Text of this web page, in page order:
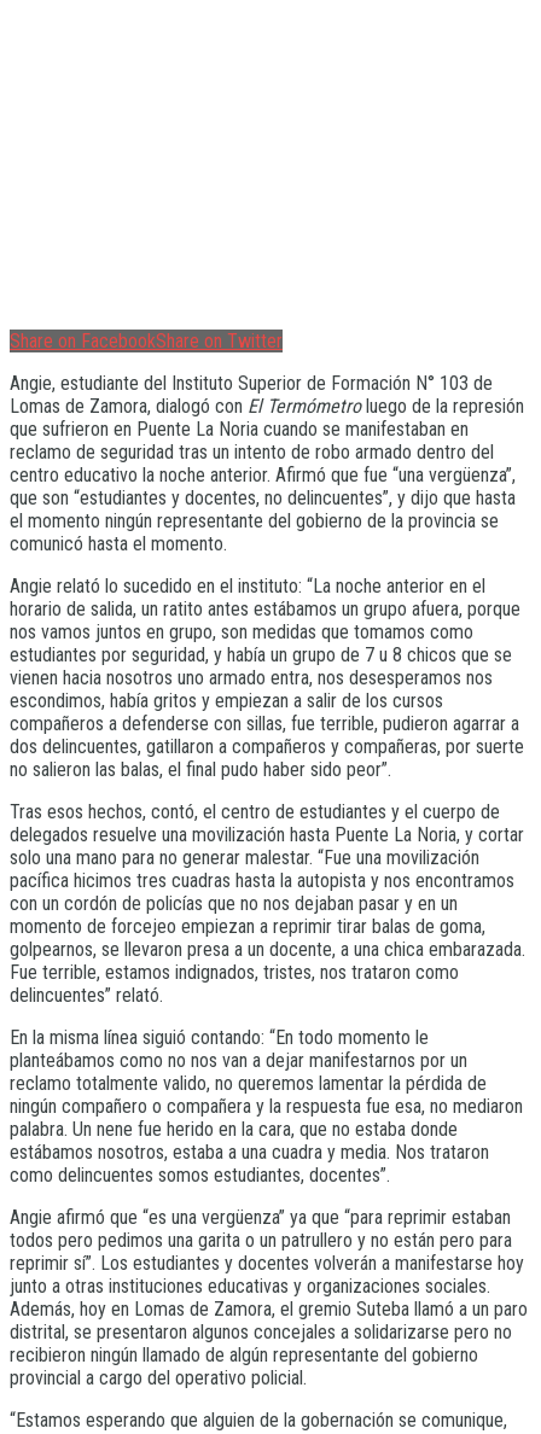
Share on FacebookShare on Twitter
Angie, estudiante del Instituto Superior de Formación N° 103 de
Lomas de Zamora, dialogó con El Termómetroluego de la represión
que sufrieron en Puente La Noria cuando se manifestaban en
reclamo de seguridad tras un intento de robo armado dentro del
centro educativo la noche anterior. Afirmó que fue “una vergüenza”,
que son “estudiantes y docentes, no delincuentes”, y dijo que hasta
el momento ningún representante del gobierno de la provincia se
comunicó hasta el momento.
Angie relató lo sucedido en el instituto: “La noche anterior en el
horario de salida, un ratito antes estábamos un grupo afuera, porque
nos vamos juntos en grupo, son medidas que tomamos como
estudiantes por seguridad, y había un grupo de 7 u 8 chicos que se
vienen hacia nosotros uno armado entra, nos desesperamos nos
escondimos, había gritos y empiezan a salir de los cursos
compañeros a defenderse con sillas, fue terrible, pudieron agarrar a
dos delincuentes, gatillaron a compañeros y compañeras, por suerte
no salieron las balas, el final pudo haber sido peor”.
Tras esos hechos, contó, el centro de estudiantes y el cuerpo de
delegados resuelve una movilización hasta Puente La Noria, y cortar
solo una mano para no generar malestar. “Fue una movilización
pacífica hicimos tres cuadras hasta la autopista y nos encontramos
con un cordón de policías que no nos dejaban pasar y en un
momento de forcejeo empiezan a reprimir tirar balas de goma,
golpearnos, se llevaron presa a un docente, a una chica embarazada.
Fue terrible, estamos indignados, tristes, nos trataron como
delincuentes” relató.
En la misma línea siguió contando: “En todo momento le
planteábamos como no nos van a dejar manifestarnos por un
reclamo totalmente valido, no queremos lamentar la pérdida de
ningún compañero o compañera y la respuesta fue esa, no mediaron
palabra. Un nene fue herido en la cara, que no estaba donde
estábamos nosotros, estaba a una cuadra y media. Nos trataron
como delincuentes somos estudiantes, docentes”.
Angie afirmó que “es una vergüenza” ya que “para reprimir estaban
todos pero pedimos una garita o un patrullero y no están pero para
reprimir sí”. Los estudiantes y docentes volverán a manifestarse hoy
junto a otras instituciones educativas y organizaciones sociales.
Además, hoy en Lomas de Zamora, el gremio Suteba llamó a un paro
distrital, se presentaron algunos concejales a solidarizarse pero no
recibieron ningún llamado de algún representante del gobierno
provincial a cargo del operativo policial.
“Estamos esperando que alguien de la gobernación se comunique,